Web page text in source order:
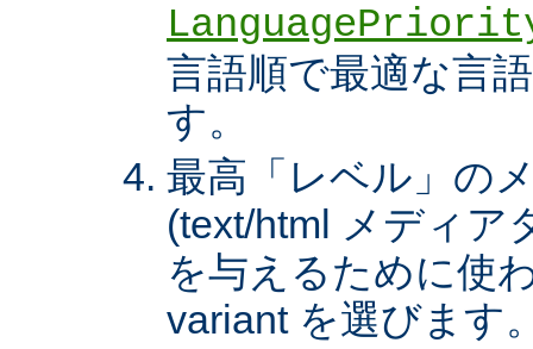
言語順で最適な言
す。
最高「レベル」の
(text/html メディア
を与えるために使
variant を選びます